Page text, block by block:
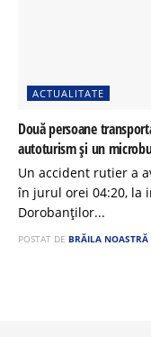
ACTUALITATE
Două persoane
autoturism și un
Un accident rutier a
în jurul orei 04:20, la
Dorobanților...
POSTAT DE BRĂILA NOASTRĂ